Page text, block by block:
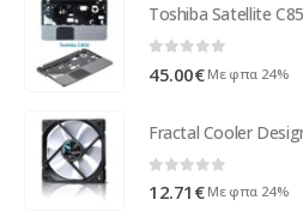
Toshiba Satellite
45.00€ Με φπα 24%
0 out of 5
12.71 € Με φπα 24%